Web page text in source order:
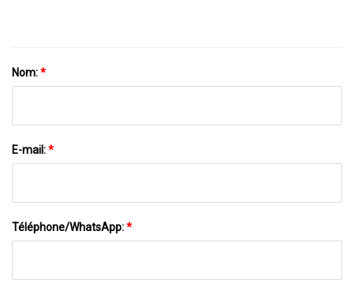
Nom:*
E-mail:*
Téléphone/WhatsApp:*